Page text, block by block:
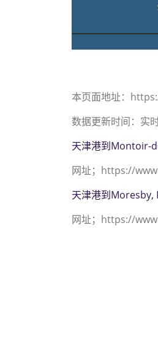
本页面地址：
数据更新时间：实
天津港到Montoir-
网址；https://
天津港到Moresby,
网址；https://